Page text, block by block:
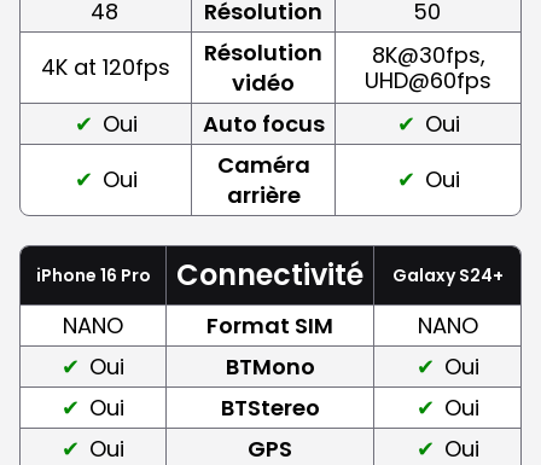
48
Résolution
50
4K at 120fps
Résolution
vidéo
8K@30fps,
UHD@60fps
Oui
Auto focus
Oui
Oui
Caméra
arrière
Oui
iPhone 16 Pro Connectivité Galaxy S24+
NANO Format SIM
NANO
Oui
BTMono
Oui
Oui
BTStereo
Oui
Oui
GPS
Oui